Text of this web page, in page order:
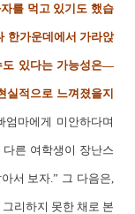
를 먹고 있기도 했습
한가운데에서 가라앉
도 있다는 가능성은―
적으로 느껴졌을지
마에게 미안하다며
른 여학생이 장난스
서 보자.” 그 다음은,
리하지 못한 채로 본